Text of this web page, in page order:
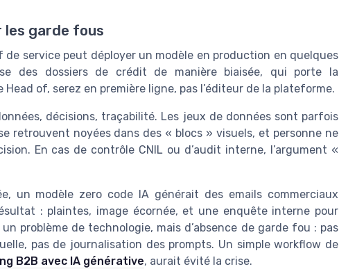
les garde fous
service peut déployer un modèle en production en quelques
des dossiers de crédit de manière biaisée, qui porte la
of, serez en première ligne, pas l’éditeur de la plateforme.
décisions, traçabilité. Les jeux de données sont parfois
retrouvent noyées dans des « blocs » visuels, et personne ne
En cas de contrôle CNIL ou d’audit interne, l’argument «
un modèle zero code IA générait des emails commerciaux
: plaintes, image écornée, et une enquête interne pour
problème de technologie, mais d’absence de garde fou : pas
pas de journalisation des prompts. Un simple workflow de
B2B avec IA générative, aurait évité la crise.